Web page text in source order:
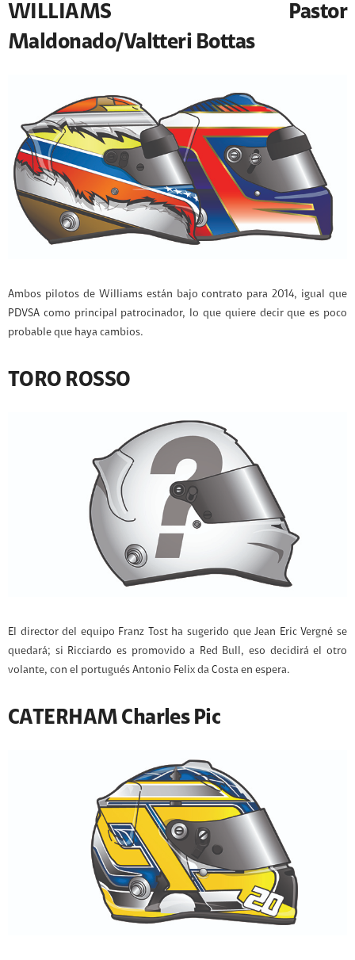
WILLIAMS Pastor
Maldonado/Valtteri Bottas
Ambos pilotos de Williams están bajo contrato para 2014, igual que
PDVSA como principal patrocinador, lo que quiere decir que es poco
probable que haya cambios.
TORO ROSSO
El director del equipo Franz Tost ha sugerido que Jean Eric Vergné se
quedará; si Ricciardo es promovido a Red Bull, eso decidirá el otro
volante, con el portugués Antonio Felix da Costa en espera.
CATERHAM Charles Pic